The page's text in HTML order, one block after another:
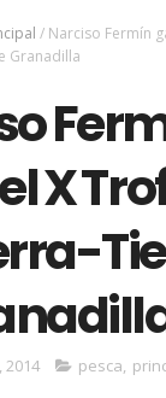
/ Narciso Fermín
Granadilla
X
2014 pesca,